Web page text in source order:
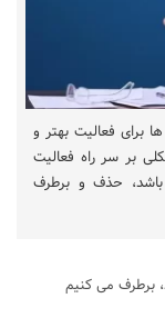
برای فعالیت بهتر و
بر سر راه فعالیت
حذف و برطرف
برطرف می کنیم